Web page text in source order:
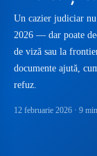
Un cazier judiciar
2026 — dar poate
de viză sau la
documente ajută,
refuz.
12 februarie 2026 · 9